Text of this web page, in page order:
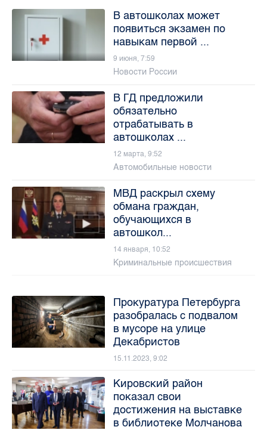
В автошколах может
появиться экзамен по
навыкам первой ...
9 июня, 7:59
Новости России
В ГД предложили
обязательно
отрабатывать в
автошколах ...
12 марта, 9:52
Автомобильные новости
МВД раскрыл схему
обмана граждан,
обучающихся в
автошкол...
14 января, 10:52
Криминальные происшествия
Прокуратура Петербурга
разобралась с подвалом
в мусоре на улице
Декабристов
15.11.2023, 9:02
Кировский район
показал свои
достижения на выставке
в библиотеке Молчанова